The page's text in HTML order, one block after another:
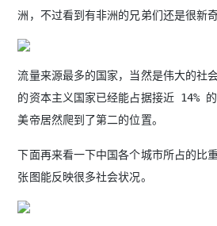
洲，不过看到有非洲的兄弟们还是很新奇
流量来源最多的国家，当然是伟大的社
的资本主义国家已经能占据接近 14%
美帝居然爬到了第二的位置。
下面再来看一下中国各个城市所占的比
张图能反映很多社会状况。